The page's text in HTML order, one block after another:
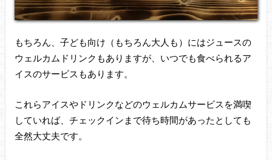
もちろん、子ども向け（もちろん大人も）にはジュースの
ウェルカムドリンクもありますが、いつでも食べられるア
イスのサービスもあります。
これらアイスやドリンクなどのウェルカムサービスを満喫
していれば、チェックインまで待ち時間があったとしても
全然大丈夫です。